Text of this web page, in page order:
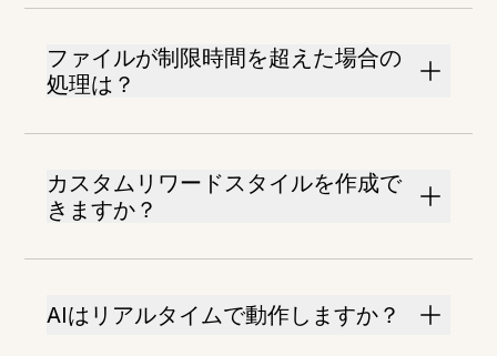
ファイルが制限時間を超えた場合の
処理は？
カスタムリワードスタイルを作成で
きますか？
AIはリアルタイムで動作しますか？